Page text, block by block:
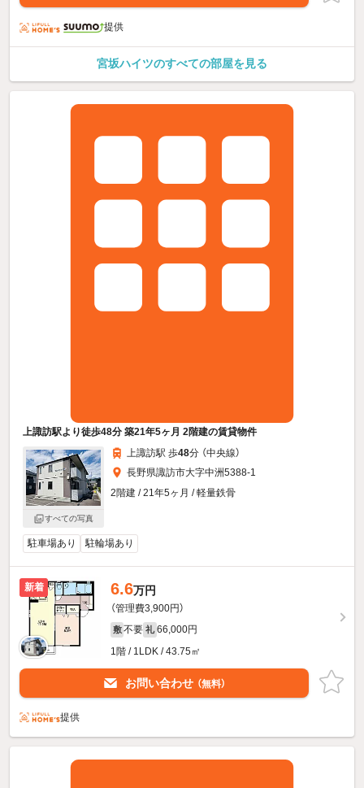
提供
宮坂ハイツのすべての部屋を見る
上諏訪駅より徒歩48分 築21年5ヶ月 2階建の賃貸物件
すべての写真
上諏訪駅 歩48分 （中央線）
長野県諏訪市大字中洲5388-1
2階建 / 21年5ヶ月 / 軽量鉄骨
駐車場あり 駐輪場あり
新着 6.6万円
（管理費3,900円）
敷 不要 礼 66,000円
1階 / 1LDK / 43.75㎡
お問い合わせ （無料）
提供